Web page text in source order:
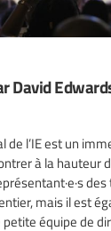
David
de l’IE est un
à la hauteur
des
mais il est
équipe de